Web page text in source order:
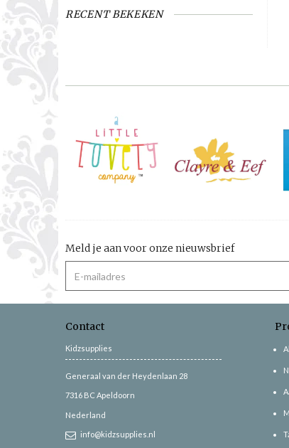
RECENT BEKEKEN
Meld je aan voor onze nieuwsbrief
Contact
Kidzsupplies
Generaal van der Heydenlaan 28
7316 BC Apeldoorn
Nederland
info@kidzsupplies.nl